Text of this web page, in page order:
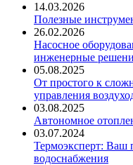
14.03.2026
Полезные
26.02.2026
Насосное
инженерные
05.08.2025
От простого к
управления
03.08.2025
Автономное
03.07.2024
Термоэксперт: Ваш
водоснабжения